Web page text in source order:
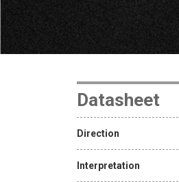
Datasheet
Direction
Interpretation